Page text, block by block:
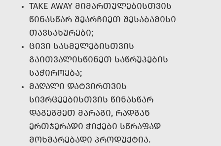
TAKE AWAY ᲛᲘᲛᲐᲠᲗᲣᲚᲔᲑᲘᲡᲗᲕᲘᲡ
ᲬᲘᲜᲐᲡᲬᲐᲠ ᲨᲔᲐᲠᲩᲘᲔᲗ ᲨᲔᲡᲐᲑᲐᲛᲘᲡᲘ
ᲗᲐᲕᲡᲐᲮᲣᲠᲔᲑᲘ;
ᲪᲘᲕᲘ ᲡᲐᲡᲛᲔᲚᲔᲑᲘᲡᲗᲕᲘᲡ
ᲒᲐᲘᲗᲕᲐᲚᲘᲡᲬᲘᲜᲔᲗ ᲡᲐᲬᲠᲣᲞᲔᲑᲘᲡ
ᲡᲐᲭᲘᲠᲝᲔᲑᲐ;
ᲛᲐᲦᲐᲚᲘ ᲓᲐᲢᲕᲘᲠᲗᲕᲘᲡ
ᲡᲘᲕᲠᲪᲔᲔᲑᲘᲡᲗᲕᲘᲡ ᲬᲘᲜᲐᲡᲬᲐᲠ
ᲓᲐᲒᲔᲒᲛᲔᲗ ᲛᲐᲠᲐᲒᲘ, ᲠᲐᲓᲒᲐᲜ
ᲔᲠᲗᲯᲔᲠᲐᲓᲘ ᲭᲘᲥᲔᲑᲘ ᲡᲬᲠᲐᲤᲐᲓ
ᲛᲝᲮᲛᲐᲠᲔᲑᲐᲓᲘ ᲞᲠᲝᲓᲣᲥᲢᲘᲐ.